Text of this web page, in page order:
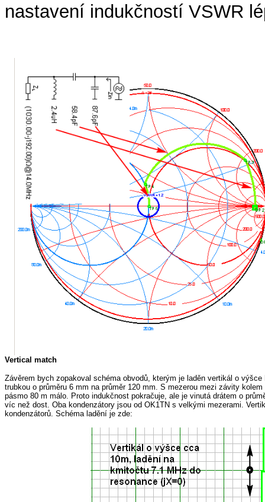
nastavení indukčností VSWR
Vertical match
Závěrem bych zopakoval schéma obvodů, kterým je laděn vertikál o
trubkou o průměru 6 mm na průměr 120 mm. S mezerou mezi závity
pásmo 80 m málo. Proto indukčnost pokračuje, ale je vinutá drátem o
víc než dost. Oba kondenzátory jsou od OK1TN s velkými mezerami.
kondenzátorů. Schéma ladění je zde: